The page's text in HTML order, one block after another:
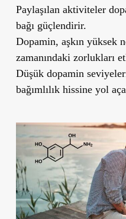
Paylaşılan aktiviteler
bağı güçlendirir.
Dopamin, aşkın yüksek
zamanındaki zorlukları
Düşük dopamin
bağımlılık hissine yol